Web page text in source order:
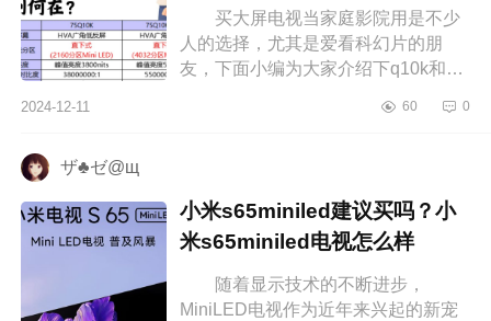
买大屏电视当家庭影院用是不少
人的选择，尤其是爱看科幻片的朋
友，下面小编为大家介绍下q10k和
q10kpro买哪个 q10k和q10kpro画
2024-12-11 60 0
ザ♣ゼ@щ
小米s65miniled建议买吗？小
米s65miniled电视怎么样
随着显示技术的不断进步，
MiniLED电视作为近年来兴起的新宠